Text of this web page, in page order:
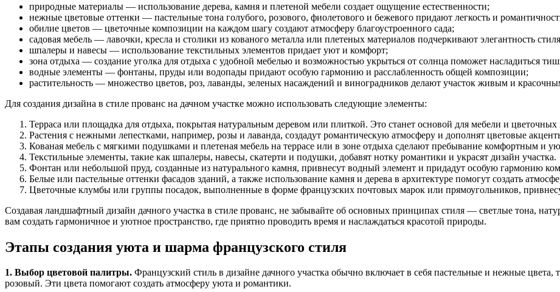
природные материалы — использование дерева, камня и плетеной мебели создает ощущение естественности;
нежные цветовые оттенки — пастельные тона голубого, розового, фиолетового и бежевого придают легкость и
обилие цветов — цветочные композиции на каждом шагу создают атмосферу благоустроенного сада;
садовая мебель — лавочки, кресла и столики из кованого металла или плетеных материалов подчеркивают элегантность
шпалеры и навесы — использование текстильных элементов придает уют и комфорт;
зона отдыха — создание уголка для отдыха с удобной мебелью и возможностью укрыться от солнца поможет насладиться
водные элементы — фонтаны, пруды или водопады придают особую гармонию и расслабленность общей композиции;
растительность — множество цветов, роз, лаванды, зеленых насаждений и виноградников делают участок живым и
Для создания дизайна в стиле прованс на дачном участке можно использовать следующие элементы:
Терраса или площадка для отдыха, покрытая натуральным деревом или плиткой. Это станет основой для мебели и
Растения с нежными лепестками, например, розы и лаванда, создадут романтическую атмосферу и дополнят цветовые
Кованая мебель с мягкими подушками и плетеная мебель на террасе или в зоне отдыха сделают пребывание комфортным и
Текстильные элементы, такие как шпалеры, навесы, скатерти и подушки, добавят нотку романтики и украсят дизайн участка.
Фонтан или небольшой пруд, созданные из натурального камня, привнесут водный элемент и придадут особую гармонию
Белые или пастельные оттенки фасадов зданий, а также использование камня и дерева в архитектуре помогут создать
Цветочные клумбы или группы посадок, выполненные в форме французских почтовых марок или прямоугольников,
Создавая ландшафтный дизайн дачного участка в стиле прованс, не забывайте об основных принципах стиля — светлые тона,
вам создать гармоничное и уютное пространство, где приятно проводить время и наслаждаться красотой природы.
Этапы создания уюта и шарма французского стиля
1. Выбор цветовой палитры. Французский стиль в дизайне дачного участка обычно включает в себя пастельные и нежные
розовый. Эти цвета помогают создать атмосферу уюта и романтики.